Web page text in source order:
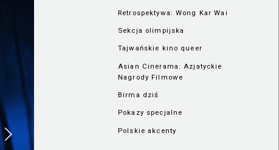
Retrospektywa: Wong Kar Wai
Sekcja olimpijska
Tajwańskie kino queer
Asian Cinerama: Azjatyckie
Nagrody Filmowe
Birma dziś
Pokazy specjalne
Polskie akcenty